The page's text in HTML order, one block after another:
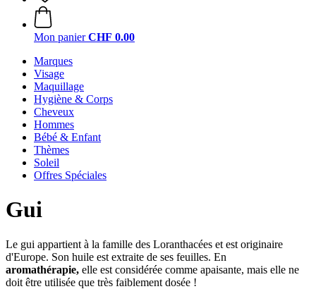
Mon panier CHF 0.00
Marques
Visage
Maquillage
Hygiène & Corps
Cheveux
Hommes
Bébé & Enfant
Thèmes
Soleil
Offres Spéciales
Gui
Le gui appartient à la famille des Loranthacées et est originaire
d'Europe. Son huile est extraite de ses feuilles. En
aromathérapie, elle est considérée comme apaisante, mais elle ne
doit être utilisée que très faiblement dosée !